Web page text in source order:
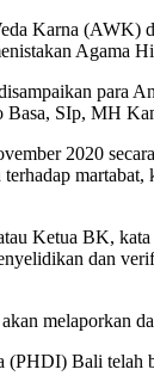
Karna (AWK)
Agama
SIp, MH
2020
Ketua BK,
dan
melaporkan
(PHDI) Bali